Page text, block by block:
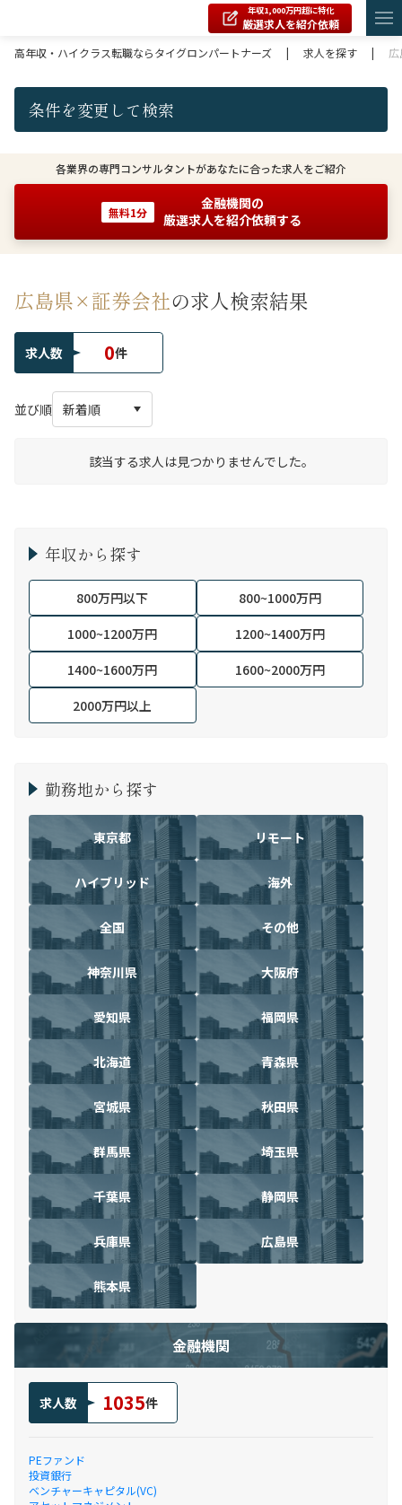
年収1,000万円超に特化
厳選求人を紹介依頼
高年収・ハイクラス転職ならタイグロンパートナーズ
| 求人を探す |
条件を変更して検索
各業界の専門コンサルタントがあなたに合った求人をご紹介
無料1分
金融機関の
厳選求人を紹介依頼する
広島県×証券会社の求人検索結果
求人数 0件
並び順
該当する求人は見つかりませんでした。
年収から探す
800万円以下
800~1000万円
1000~1200万円
1200~1400万円
1400~1600万円
1600~2000万円
2000万円以上
勤務地から探す
東京都 リモート
ハイブリッド 海外
全国 その他
神奈川県 大阪府
愛知県 福岡県
北海道 青森県
宮城県 秋田県
群馬県 埼玉県
千葉県 静岡県
兵庫県 広島県
熊本県
金融機関
求人数 1035件
PEファンド
投資銀行
ベンチャーキャピタル(VC)